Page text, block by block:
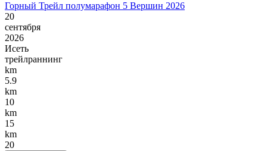
Горный Трейл полумарафон 5 Вершин 2026
20
сентября
2026
Исеть
трейлраннинг
km
5.9
km
10
km
15
km
20